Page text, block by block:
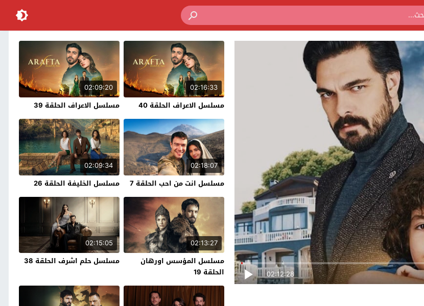
02:12:28
02:16:33
مسلسل الاعراف الحلقة 40
02:09:20
مسلسل الاعراف الحلقة 39
02:18:07
مسلسل انت من احب الحلقة 7
02:09:34
مسلسل الخليفة الحلقة 26
02:13:27
مسلسل المؤسس اورهان
الحلقة 19
02:15:05
مسلسل حلم اشرف الحلقة 38